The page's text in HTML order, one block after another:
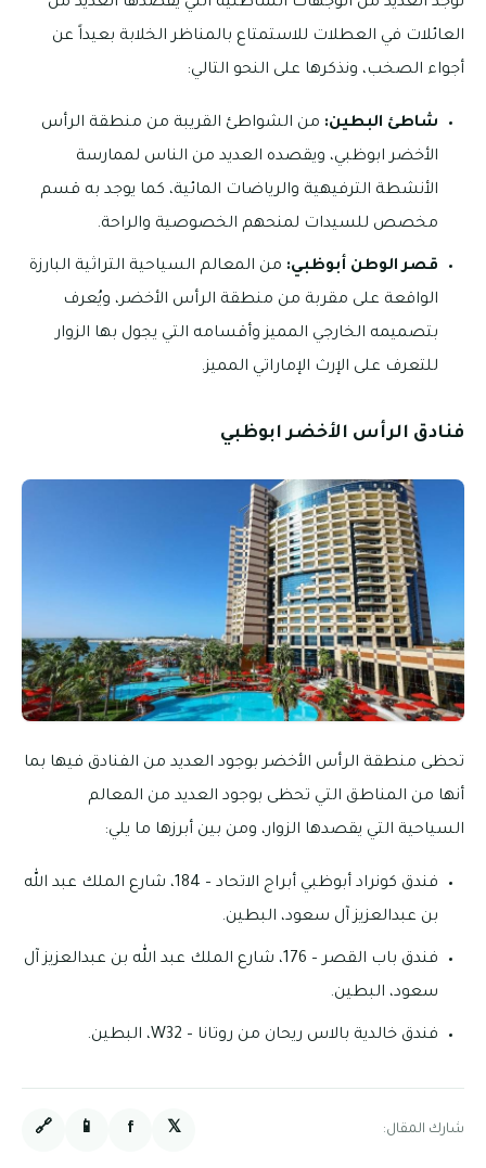
العائلات في العطلات للاستمتاع بالمناظر الخلابة بعيداً عن
أجواء الصخب، ونذكرها على النحو التالي:
شاطئ البطين: من الشواطئ القريبة من منطقة الرأس
الأخضر ابوظبي، ويقصده العديد من الناس لممارسة
الأنشطة الترفيهية والرياضات المائية، كما يوجد به قسم
مخصص للسيدات لمنحهم الخصوصية والراحة.
قصر الوطن أبوظبي: من المعالم السياحية التراثية البارزة
الواقعة على مقربة من منطقة الرأس الأخضر، ويُعرف
بتصميمه الخارجي المميز وأقسامه التي يجول بها الزوار
للتعرف على الإرث الإماراتي المميز.
فنادق الرأس الأخضر ابوظبي
تحظى منطقة الرأس الأخضر بوجود العديد من الفنادق فيها بما
أنها من المناطق التي تحظى بوجود العديد من المعالم
السياحية التي يقصدها الزوار، ومن بين أبرزها ما يلي:
فندق كونراد أبوظبي أبراج الاتحاد – 184، شارع الملك عبد الله
بن عبدالعزيز آل سعود، البطين.
فندق باب القصر – 176، شارع الملك عبد الله بن عبدالعزيز آل
سعود، البطين.
فندق خالدية بالاس ريحان من روتانا – W32، البطين.
شارك المقال: 𝕏
f
📱
🔗